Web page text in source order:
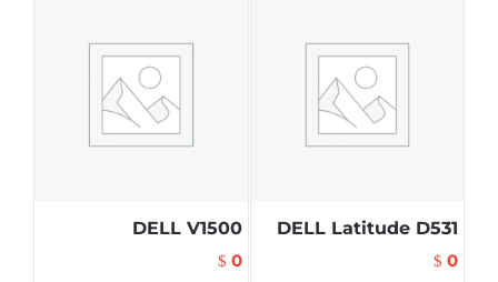
DELL Latitude D531
$ 0
DELL V1500
$ 0